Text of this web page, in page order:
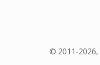
© 2011-2026,